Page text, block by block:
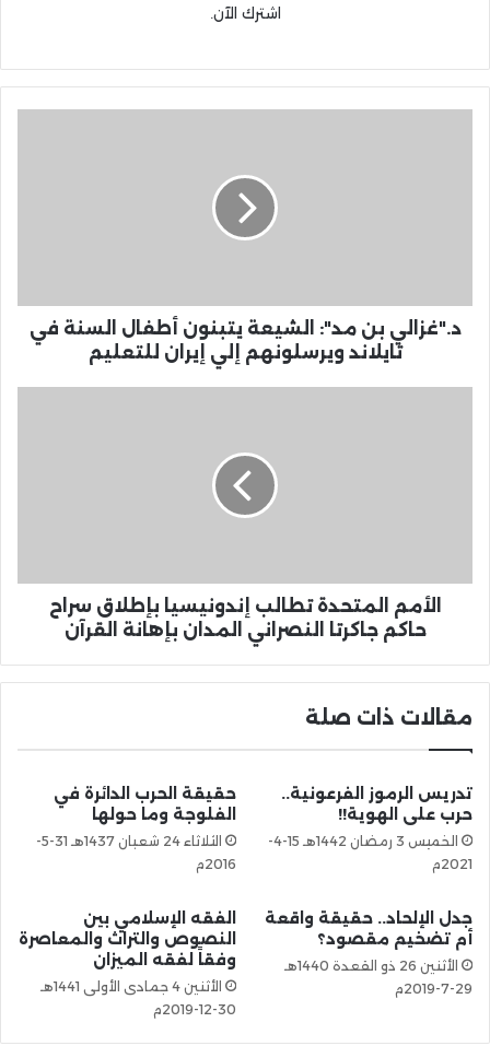
اشترك الآن.
د."غزالي بن مد": الشيعة يتبنون أطفال السنة في
تايلاند ويرسلونهم إلي إيران للتعليم
الأمم المتحدة تطالب إندونيسيا بإطلاق سراح
حاكم جاكرتا النصراني المدان بإهانة القرآن
مقالات ذات صلة
تدريس الرموز الفرعونية..
حرب على الهوية!!
الخميس 3 رمضان 1442هـ 15-4-
2021م
حقيقة الحرب الدائرة في
الفلوجة وما حولها
الثلاثاء 24 شعبان 1437هـ 31-5-
2016م
جدل الإلحاد.. حقيقة واقعة
أم تضخيم مقصود؟
الأثنين 26 ذو القعدة 1440هـ
29-7-2019م
الفقه الإسلامي بين
النصوص والتراث والمعاصرة
وفقاً لفقه الميزان
الأثنين 4 جمادى الأولى 1441هـ
30-12-2019م